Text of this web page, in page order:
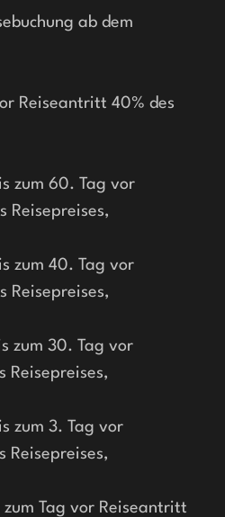
ab dem
Reiseantritt 40% des
zum 60. Tag vor
Reisepreises,
zum 40. Tag vor
Reisepreises,
zum 30. Tag vor
Reisepreises,
zum 3. Tag vor
Reisepreises,
Tag vor Reiseantritt